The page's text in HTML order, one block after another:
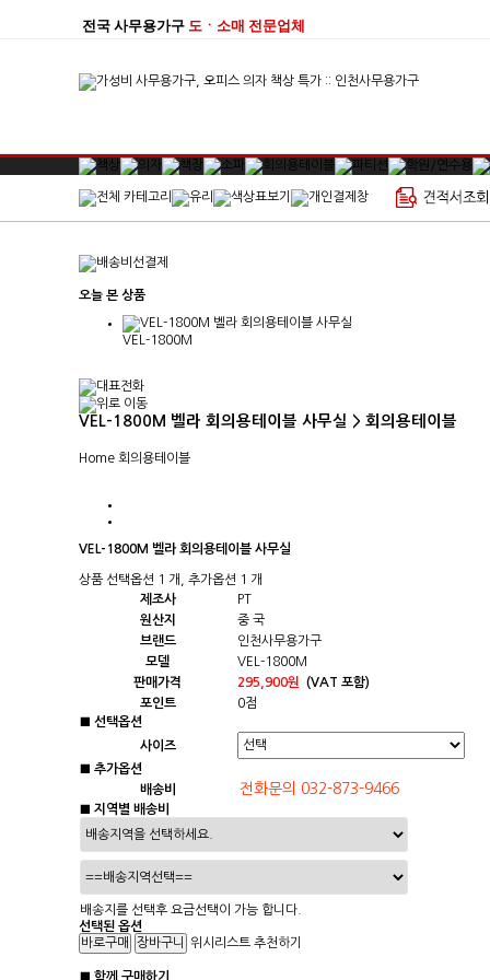
전국 사무용가구 도ㆍ소매 전문업체
오늘 본 상품
VEL-1800M
VEL-1800M 벨라 회의용테이블 사무실 > 회의용테이블
Home 회의용테이블
VEL-1800M 벨라 회의용테이블 사무실
상품 선택옵션 1 개, 추가옵션 1 개
제조사
PT
원산지
중 국
브랜드
인천사무용가구
모델
VEL-1800M
판매가격
295,900원
(VAT 포함)
포인트
0점
■ 선택옵션
사이즈
■ 추가옵션
배송비
■ 지역별 배송비
배송지를 선택후 요금선택이 가능 합니다.
선택된 옵션
위시리스트 추천하기
■ 함께 구매하기